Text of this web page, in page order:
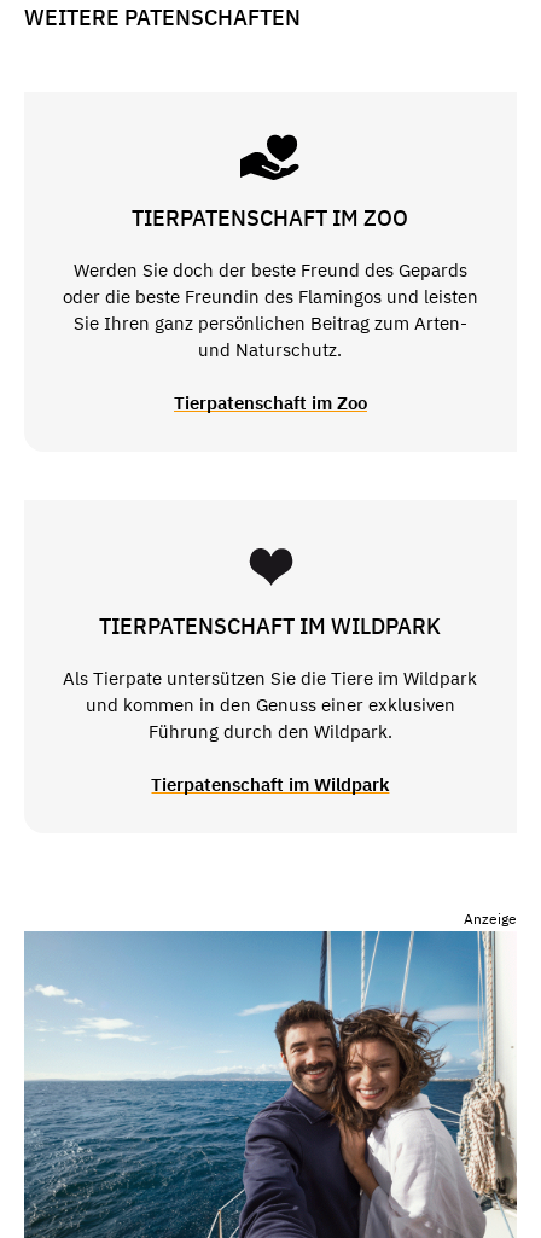
WEITERE PATENSCHAFTEN
TIERPATENSCHAFT IM ZOO
Werden Sie doch der beste Freund des Gepards
oder die beste Freundin des Flamingos und leisten
Sie Ihren ganz persönlichen Beitrag zum Arten-
und Naturschutz.
Tierpatenschaft im Zoo
TIERPATENSCHAFT IM WILDPARK
Als Tierpate untersützen Sie die Tiere im Wildpark
und kommen in den Genuss einer exklusiven
Führung durch den Wildpark.
Tierpatenschaft im Wildpark
Anzeige